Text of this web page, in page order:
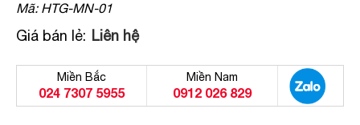
Mã:HTG-MN-01
Giá bán lẻ: Liên hệ
Miền Bắc
024 7307 5955
Miền Nam
0912 026 829